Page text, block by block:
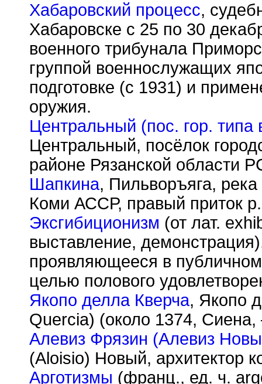
Хабаровский процесс,
Хабаровске с 25 по 30
военного трибунала
группой военнослужащих
подготовке (с 1931) и
оружия.
Центральный (пос. гор. типа
Центральный, посёлок
районе Рязанской области
Шапкина, Пильворъяга, река
Коми АССР, правый приток р.
Эксгибиционизм (от лат.
выставление,
проявляющееся в
целью полового
Якопо делла Кверча, Якопо
Quercia) (около 1374,
Алевиз Фрязин (Алевиз
(Aloisio) Новый, архитектор
Арготизмы (франц., ед. ч.